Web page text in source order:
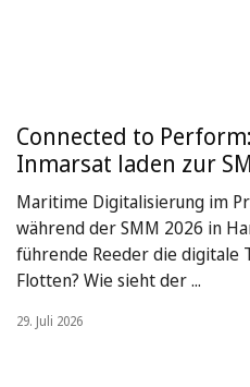
Connected to
Inmarsat laden zur
Maritime Digitalisierung im
während der SMM 2026 in
führende Reeder die digitale
Flotten? Wie sieht der ...
29. Juli 2026